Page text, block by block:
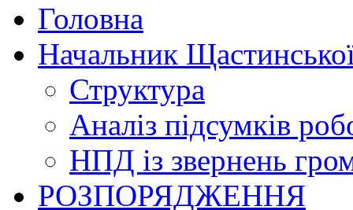
Головна
Начальник
Структура
Аналіз підсумків
НПД із звернень
РОЗПОРЯДЖЕННЯ